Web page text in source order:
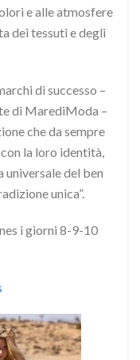
e alle atmosfere
dei tessuti e degli
di successo –
di MarediModa –
che da sempre
la loro identità,
universale del ben
unica”.
i giorni 8-9-10